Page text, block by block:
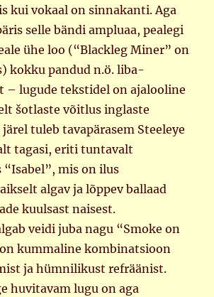
kui vokaal on sinnakanti. Aga
selle bändi ampluaa, pealegi
ühe loo (“Blackleg Miner” on
kokku pandud n.ö. liba-
– lugude tekstidel on ajalooline
šotlaste võitlus inglaste
tuleb tavapärasem Steeleye
tagasi, eriti tuntavalt
“Isabel”, mis on ilus
algav ja lõppev ballaad
kuulsast naisest.
veidi juba nagu “Smoke on
kummaline kombinatsioon
ja hümnilikust refräänist.
huvitavam lugu on aga